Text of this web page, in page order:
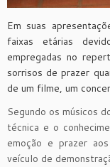
Em suas
faixas etárias
empregadas no
sorrisos de prazer
de um filme, um
Segundo os músicos
técnica e o
emoção e prazer
veículo de